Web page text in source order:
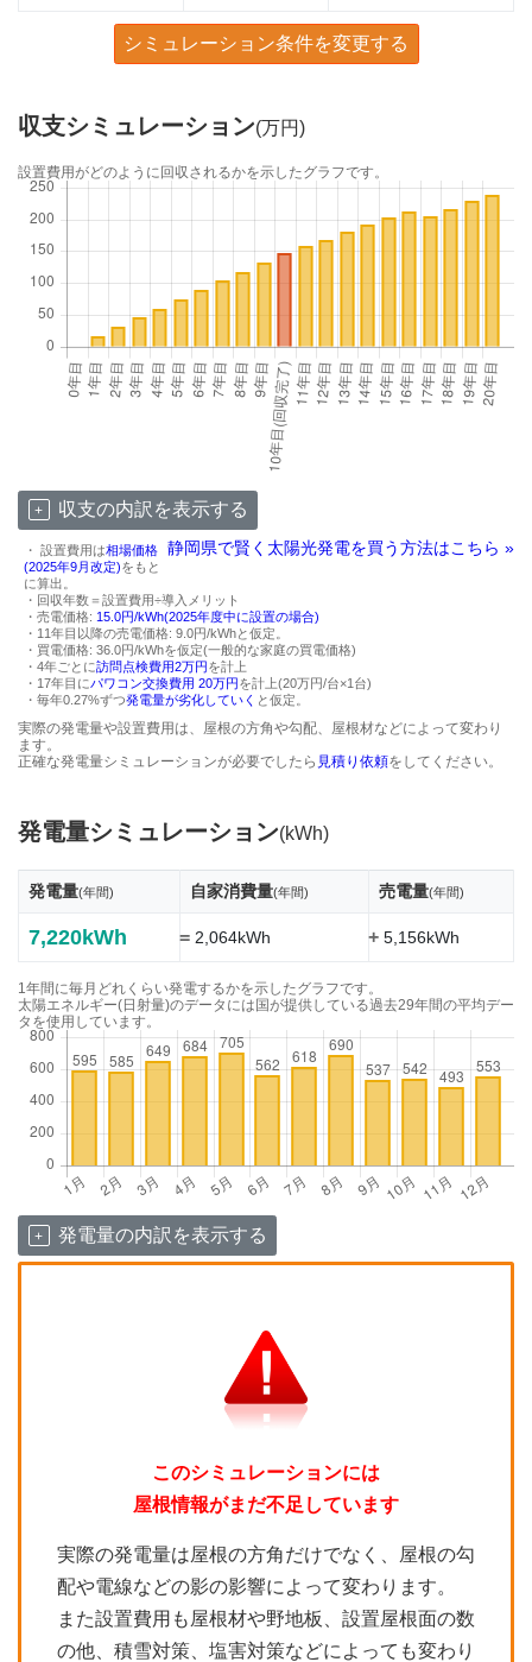
シミュレーション条件を変更する
収支シミュレーション(万円)
設置費用がどのように回収されるかを示したグラフです。
収支の内訳を表示する
静岡県で賢く太陽光発電を買う方法はこちら »
・ 設置費用は相場価格
(2025年9月改定)をもと
に算出。
・回収年数＝設置費用÷導入メリット
・売電価格: 15.0円/kWh(2025年度中に設置の場合)
・11年目以降の売電価格: 9.0円/kWhと仮定。
・買電価格: 36.0円/kWhを仮定(一般的な家庭の買電価格)
・4年ごとに訪問点検費用2万円を計上
・17年目にパワコン交換費用 20万円を計上(20万円/台×1台)
・毎年0.27%ずつ発電量が劣化していく と仮定。
実際の発電量や設置費用は、屋根の方角や勾配、屋根材などによって変わり
ます。
正確な発電量シミュレーションが必要でしたら 見積り依頼をしてください。
発電量シミュレーション(kWh)
発電量(年間) 自家消費量(年間) 売電量(年間)
7,220kWh =2,064kWh +5,156kWh
1年間に毎月どれくらい発電するかを示したグラフです。
太陽エネルギー(日射量)のデータには国が提供している過去29年間の平均デー
タを使用しています。
発電量の内訳を表示する
このシミュレーションには
屋根情報がまだ不足しています
実際の発電量は屋根の方角だけでなく、屋根の勾
配や電線などの影の影響によって変わります。
また設置費用も屋根材や野地板、設置屋根面の数
の他、積雪対策、塩害対策などによっても変わり